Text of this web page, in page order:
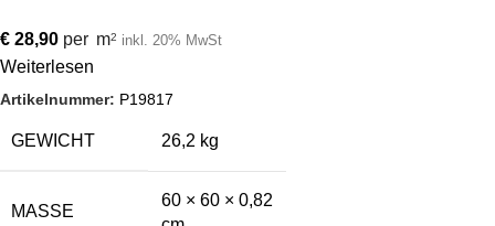
€ 28,90 per m2 inkl. 20% MwSt
Weiterlesen
Artikelnummer: P19817
GEWICHT 26,2 kg
MASSE
60 × 60 × 0,82